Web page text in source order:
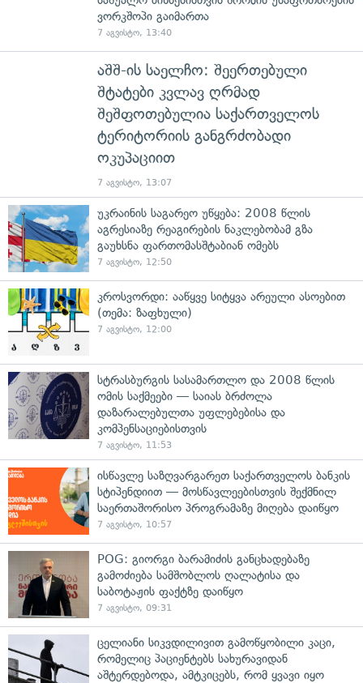
ვორკშოპი გაიმართა
7 აგვისტო, 13:40
აშშ-ის საელჩო: შეერთებული
შტატები კვლავ ღრმად
შეშფოთებულია საქართველოს
ტერიტორიის განგრძობადი
ოკუპაციით
7 აგვისტო, 13:07
უკრაინის საგარეო უწყება: 2008 წლის
აგრესიაზე რეაგირების ნაკლებობამ გზა
გაუხსნა ფართომასშტაბიან ომებს
7 აგვისტო, 12:50
კროსვორდი: ააწყვე სიტყვა არეული ასოებით
(თემა: ზაფხული)
7 აგვისტო, 12:00
სტრასბურგის სასამართლო და 2008 წლის
ომის საქმეები — საიას ბრძოლა
დაზარალებულთა უფლებებისა და
კომპენსაციებისთვის
7 აგვისტო, 11:53
ისწავლე საზღვარგარეთ საქართველოს ბანკის
სტიპენდიით — მოსწავლეებისთვის შექმნილ
საერთაშორისო პროგრამაზე მიღება დაიწყო
7 აგვისტო, 10:57
POG: გიორგი ბარამიძის განცხადებაზე
გამოძიება სამშობლოს ღალატისა და
საბოტაჟის ფაქტზე დაიწყო
7 აგვისტო, 09:31
ცელიანი სიკვდილივით გამოწყობილი კაცი,
რომელიც პაციენტებს სახურავიდან
აშტერდებოდა, ამტკიცებს, რომ ყვავი იყო